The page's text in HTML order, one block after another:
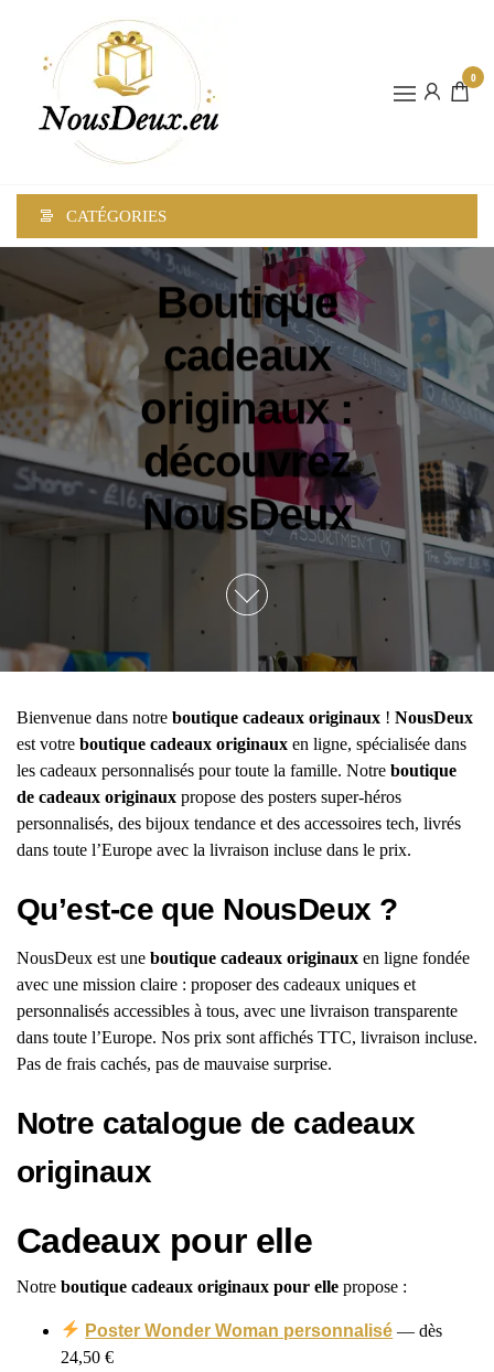
0
CATÉGORIES
Boutique
cadeaux
originaux :
découvrez
NousDeux
Bienvenue dans notre boutique cadeaux originaux ! NousDeux
est votre boutique cadeaux originaux en ligne, spécialisée dans
les cadeaux personnalisés pour toute la famille. Notre boutique
de cadeaux originaux propose des posters super-héros
personnalisés, des bijoux tendance et des accessoires tech, livrés
dans toute l’Europe avec la livraison incluse dans le prix.
Qu’est-ce que NousDeux ?
NousDeux est une boutique cadeaux originaux en ligne fondée
avec une mission claire : proposer des cadeaux uniques et
personnalisés accessibles à tous, avec une livraison transparente
dans toute l’Europe. Nos prix sont affichés TTC, livraison incluse.
Pas de frais cachés, pas de mauvaise surprise.
Notre catalogue de cadeaux
originaux
Cadeaux pour elle
Notre boutique cadeaux originaux pour elle propose :
Poster Wonder Woman personnalisé — dès
24,50 €